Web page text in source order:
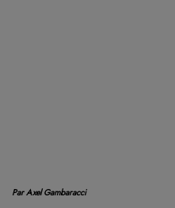
Par Axel Gambaracci